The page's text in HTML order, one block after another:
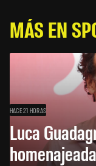
MÁS EN
HACE 21 HORAS
Luca